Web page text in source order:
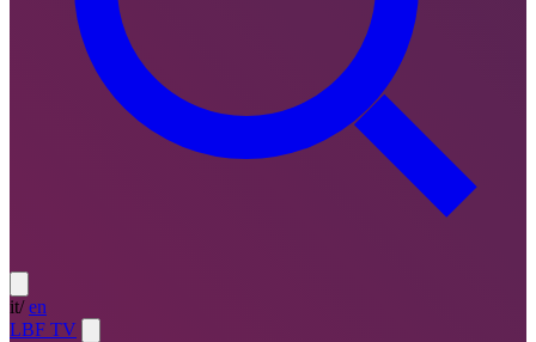
it/ en
LBF TV